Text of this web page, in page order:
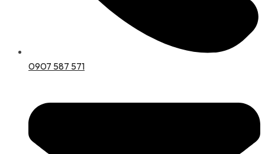
0907 587 571